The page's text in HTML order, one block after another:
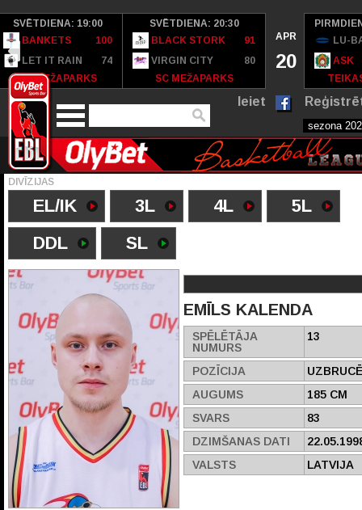
SVĒTDIENA: 19:00
BANKETS
100
LET IT RAIN
74
SC MEŽAPARKS
SVĒTDIENA: 20:30
BLACK STORK
91
VIRGIN CITY
80
SC MEŽAPARKS
APR
20
LU-
ASK
Ieiet
DIVĪZIJAS
EL/IK 3L 4L
5L
DDL
SL
EMĪLS KALENDA
SPĒLĒTĀJA
NUMURS
13
POZĪCIJA
AUGUMS
185 CM
SVARS
83
DZIMŠANAS DATI
VALSTS
LATVIJA